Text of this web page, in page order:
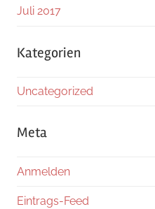
Juli 2017
Kategorien
Uncategorized
Meta
Anmelden
Eintrags-Feed